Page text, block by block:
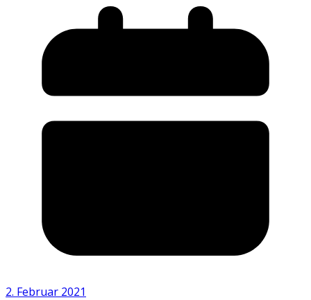
2. Februar 2021